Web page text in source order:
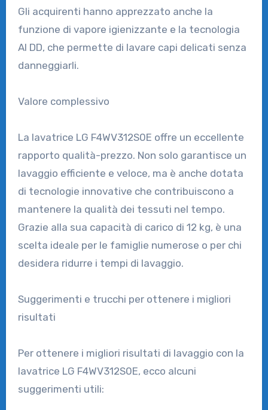
Gli acquirenti hanno apprezzato anche la
funzione di vapore igienizzante e la tecnologia
AI DD, che permette di lavare capi delicati senza
danneggiarli.
Valore complessivo
La lavatrice LG F4WV312S0E offre un eccellente
rapporto qualità-prezzo. Non solo garantisce un
lavaggio efficiente e veloce, ma è anche dotata
di tecnologie innovative che contribuiscono a
mantenere la qualità dei tessuti nel tempo.
Grazie alla sua capacità di carico di 12 kg, è una
scelta ideale per le famiglie numerose o per chi
desidera ridurre i tempi di lavaggio.
Suggerimenti e trucchi per ottenere i migliori
risultati
Per ottenere i migliori risultati di lavaggio con la
lavatrice LG F4WV312S0E, ecco alcuni
suggerimenti utili: